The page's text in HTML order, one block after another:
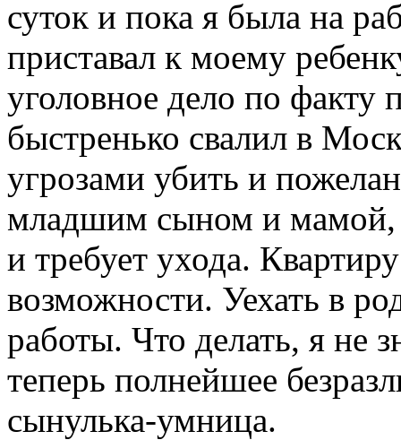
суток и пока я была на
приставал к моему
уголовное дело по
быстренько свалил в
угрозами убить и
младшим сыном и мамой,
и требует ухода.
возможности. Уехать в
работы. Что делать, я не
теперь полнейшее
сынулька-умница.